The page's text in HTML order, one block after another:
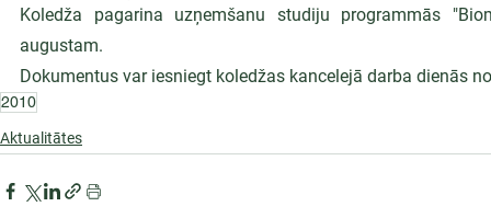
Koledža pagarina uzņemšanu studiju programmās
augustam.
Dokumentus var iesniegt koledžas kancelejā darba dienās
2010
Aktualitātes